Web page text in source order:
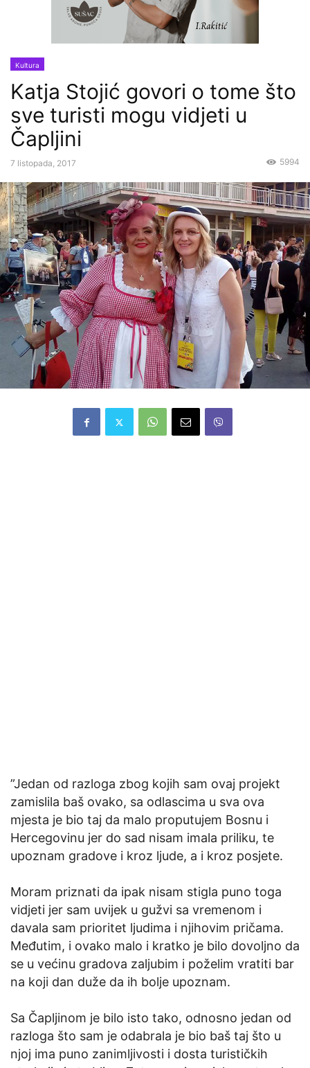
Kultura
Katja Stojić govori o tome što
sve turisti mogu vidjeti u
Čapljini
7 listopada, 2017 5994
”Jedan od razloga zbog kojih sam ovaj projekt
zamislila baš ovako, sa odlascima u sva ova
mjesta je bio taj da malo proputujem Bosnu i
Hercegovinu jer do sad nisam imala priliku, te
upoznam gradove i kroz ljude, a i kroz posjete.
Moram priznati da ipak nisam stigla puno toga
vidjeti jer sam uvijek u gužvi sa vremenom i
davala sam prioritet ljudima i njihovim pričama.
Međutim, i ovako malo i kratko je bilo dovoljno da
se u većinu gradova zaljubim i poželim vratiti bar
na koji dan duže da ih bolje upoznam.
Sa Čapljinom je bilo isto tako, odnosno jedan od
razloga što sam je odabrala je bio baš taj što u
njoj ima puno zanimljivosti i dosta turističkih